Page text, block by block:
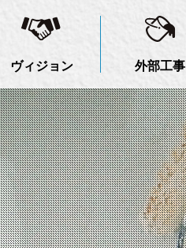
ヴィジョン 外部工事